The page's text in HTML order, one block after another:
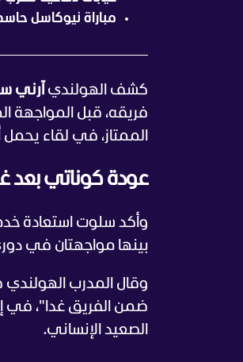
مباراة نيوكاسل
كشف الهولندي آرني
فريقه، قبل المواجهة
الممتاز، في لقاء
عودة كوناتي بعد
بينها مواجهتان في
وقال المدرب
ضمن الفريق غدا"، في
الصعيد الإنساني.